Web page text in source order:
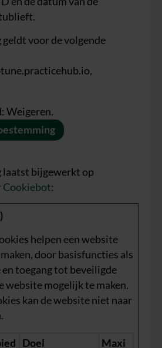
voor de volgende
Weigeren.
bijgewerkt op
Cookiebot:
helpen een website
door basisfuncties als
toegang tot beveiligde
website mogelijk te maken.
kan de website niet naar
Doel Maxi